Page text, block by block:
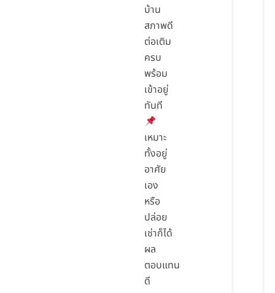
บ้าน
สภาพดี
ต่อเติม
ครบ
พร้อม
เข้าอยู่
ทันที
เหมาะ
ทั้งอยู่
อาศัย
เอง
หรือ
ปล่อย
เช่าก็ได้
ผล
ตอบแทน
ดี